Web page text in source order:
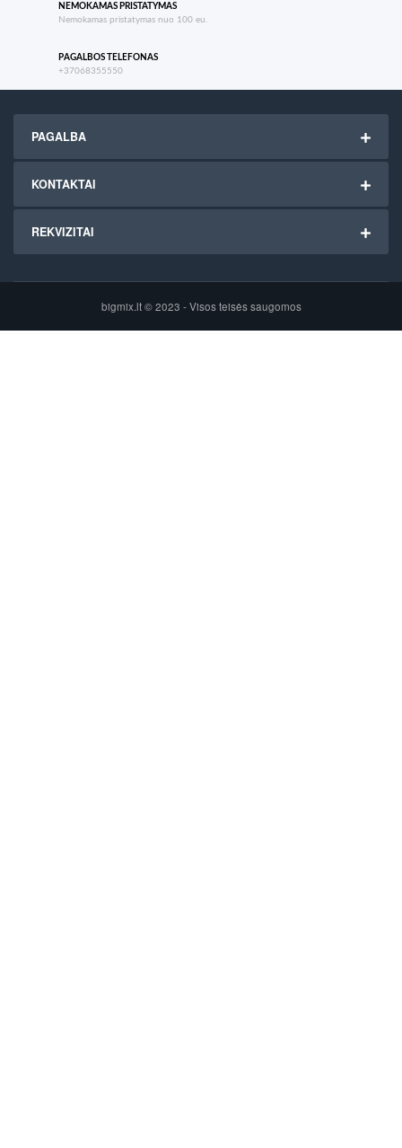
NEMOKAMAS PRISTATYMAS
Nemokamas pristatymas nuo 100 eu.
PAGALBOS TELEFONAS
+37068355550
PAGALBA
KONTAKTAI
REKVIZITAI
bigmix.lt © 2023 - Visos teisės saugomos